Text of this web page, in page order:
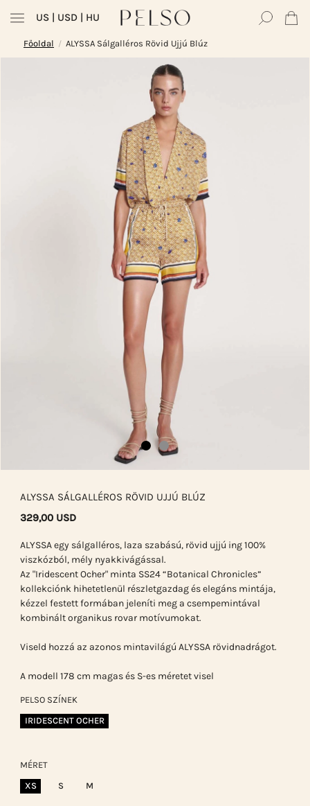
US | USD | HU
Főoldal / ALYSSA Sálgalléros Rövid Ujjú Blúz
ALYSSA SÁLGALLÉROS RÖVID UJJÚ BLÚZ
329,00 USD
ALYSSA egy sálgalléros, laza szabású, rövid ujjú ing 100%
viszkózból, mély nyakkivágással.
Az "Iridescent Ocher" minta SS24 “Botanical Chronicles”
kollekciónk hihetetlenül részletgazdag és elegáns mintája,
kézzel festett formában jeleníti meg a csempemintával
kombinált organikus rovar motívumokat.
Viseld hozzá az azonos mintavilágú ALYSSA rövidnadrágot.
A modell 178 cm magas és S-es méretet visel
PELSO SZÍNEK
IRIDESCENT OCHER
MÉRET
XS
S M